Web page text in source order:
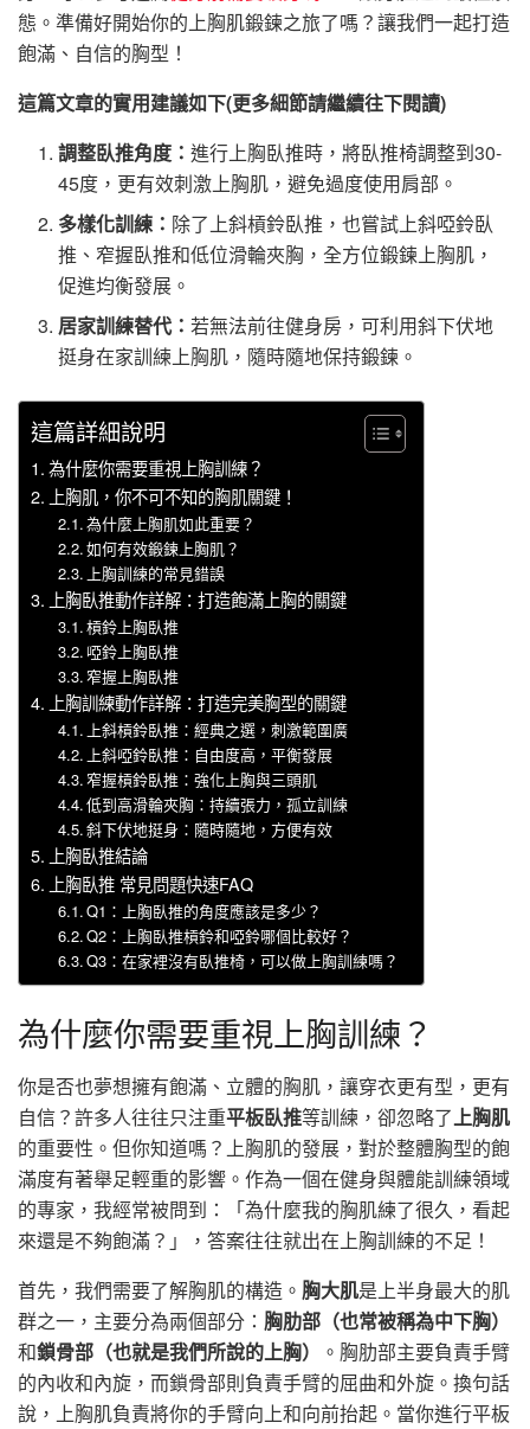
態。準備好開始你的上胸肌鍛鍊之旅了嗎？讓我們一起打造
飽滿、自信的胸型！
這篇文章的實用建議如下(更多細節請繼續往下閱讀)
調整臥推角度：進行上胸臥推時，將臥推椅調整到30-
45度，更有效刺激上胸肌，避免過度使用肩部。
多樣化訓練： 除了上斜槓鈴臥推，也嘗試上斜啞鈴臥
推、窄握臥推和低位滑輪夾胸，全方位鍛鍊上胸肌，
促進均衡發展。
居家訓練替代：若無法前往健身房，可利用斜下伏地
挺身在家訓練上胸肌，隨時隨地保持鍛鍊。
這篇詳細說明
為什麼你需要重視上胸訓練？
上胸肌，你不可不知的胸肌關鍵！
為什麼上胸肌如此重要？
如何有效鍛鍊上胸肌？
上胸訓練的常見錯誤
上胸臥推動作詳解：打造飽滿上胸的關鍵
槓鈴上胸臥推
啞鈴上胸臥推
窄握上胸臥推
上胸訓練動作詳解：打造完美胸型的關鍵
上斜槓鈴臥推：經典之選，刺激範圍廣
上斜啞鈴臥推：自由度高，平衡發展
窄握槓鈴臥推：強化上胸與三頭肌
低到高滑輪夾胸：持續張力，孤立訓練
斜下伏地挺身：隨時隨地，方便有效
上胸臥推結論
上胸臥推 常見問題快速FAQ
Q1：上胸臥推的角度應該是多少？
Q2：上胸臥推槓鈴和啞鈴哪個比較好？
Q3：在家裡沒有臥推椅，可以做上胸訓練嗎？
為什麼你需要重視上胸訓練？
你是否也夢想擁有飽滿、立體的胸肌，讓穿衣更有型，更有
自信？許多人往往只注重平板臥推等訓練，卻忽略了上胸肌
的重要性。但你知道嗎？上胸肌的發展，對於整體胸型的飽
滿度有著舉足輕重的影響。作為一個在健身與體能訓練領域
的專家，我經常被問到：「為什麼我的胸肌練了很久，看起
來還是不夠飽滿？」，答案往往就出在上胸訓練的不足！
首先，我們需要了解胸肌的構造。 胸大肌是上半身最大的肌
群之一，主要分為兩個部分： 胸肋部（也常被稱為中下胸）
和鎖骨部（也就是我們所說的上胸）
。胸肋部主要負責手臂
的內收和內旋，而鎖骨部則負責手臂的屈曲和外旋。換句話
說，上胸肌負責將你的手臂向上和向前抬起。當你進行平板